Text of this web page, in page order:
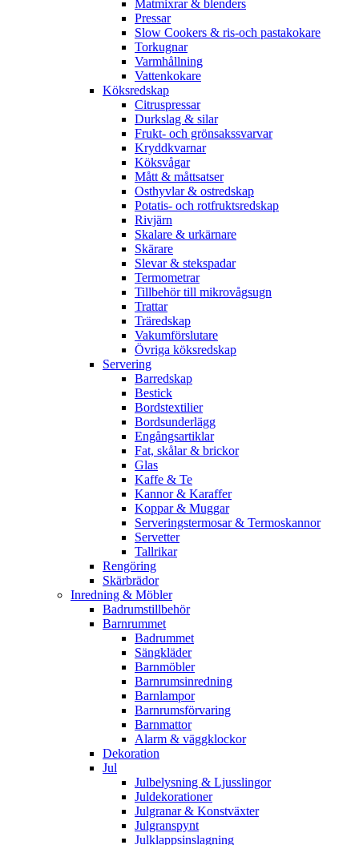
Matmixrar & blenders
Pressar
Slow Cookers & ris-och pastakokare
Torkugnar
Varmhållning
Vattenkokare
Köksredskap
Citruspressar
Durkslag & silar
Frukt- och grönsakssvarvar
Kryddkvarnar
Köksvågar
Mått & måttsatser
Osthyvlar & ostredskap
Potatis- och rotfruktsredskap
Rivjärn
Skalare & urkärnare
Skärare
Slevar & stekspadar
Termometrar
Tillbehör till mikrovågsugn
Trattar
Träredskap
Vakumförslutare
Övriga köksredskap
Servering
Barredskap
Bestick
Bordstextilier
Bordsunderlägg
Engångsartiklar
Fat, skålar & brickor
Glas
Kaffe & Te
Kannor & Karaffer
Koppar & Muggar
Serveringstermosar & Termoskannor
Servetter
Tallrikar
Rengöring
Skärbrädor
Inredning & Möbler
Badrumstillbehör
Barnrummet
Badrummet
Sängkläder
Barnmöbler
Barnrumsinredning
Barnlampor
Barnrumsförvaring
Barnmattor
Alarm & väggklockor
Dekoration
Jul
Julbelysning & Ljusslingor
Juldekorationer
Julgranar & Konstväxter
Julgranspynt
Julklappsinslagning